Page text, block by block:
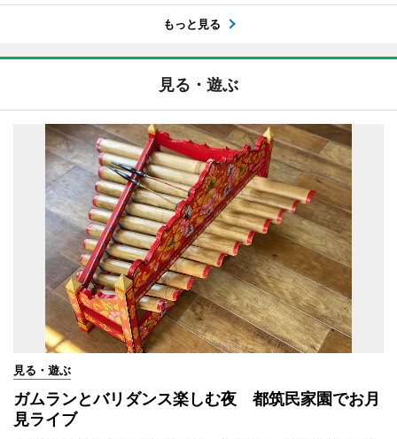
もっと見る
見る・遊ぶ
見る・遊ぶ
ガムランとバリダンス楽しむ夜 都筑民家園でお月
見ライブ